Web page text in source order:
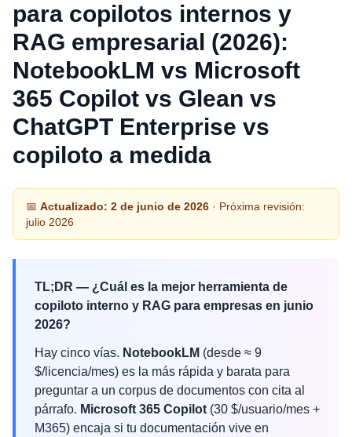
para copilotos internos y
RAG empresarial (2026):
NotebookLM vs Microsoft
365 Copilot vs Glean vs
ChatGPT Enterprise vs
copiloto a medida
📅 Actualizado: 2 de junio de 2026 · Próxima revisión:
julio 2026
TL;DR — ¿Cuál es la mejor herramienta de
copiloto interno y RAG para empresas en junio
2026?
Hay cinco vías. NotebookLM (desde ≈ 9
$/licencia/mes) es la más rápida y barata para
preguntar a un corpus de documentos con cita al
párrafo. Microsoft 365 Copilot (30 $/usuario/mes +
M365) encaja si tu documentación vive en